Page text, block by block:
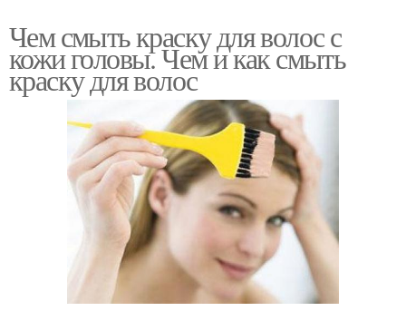
Чем смыть краску для волос с
кожи головы. Чем и как смыть
краску для волос